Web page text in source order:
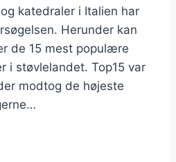
katedraler i Italien har
Herunder kan
de 15 mest populære
i støvlelandet. Top15 var
modtog de højeste